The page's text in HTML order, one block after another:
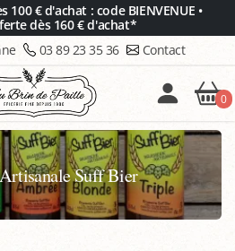
100 € d'achat : code BIENVENUE •
dès 160 € d'achat*
03 89 23 35 36 Contact
0
Suff Bier